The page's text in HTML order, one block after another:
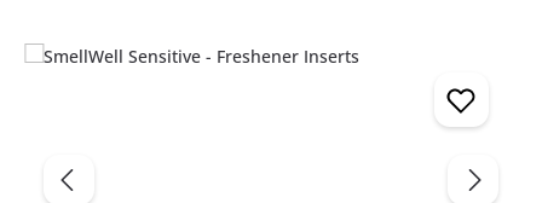
Bildergalerie überspringen